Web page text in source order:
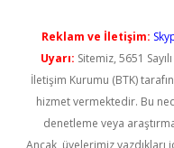
Reklam ve İletişim:
Uyarı: Sitemiz, 5651
İletişim Kurumu (BTK)
hizmet vermektedir. Bu
denetleme veya
Ancak, üyelerimiz